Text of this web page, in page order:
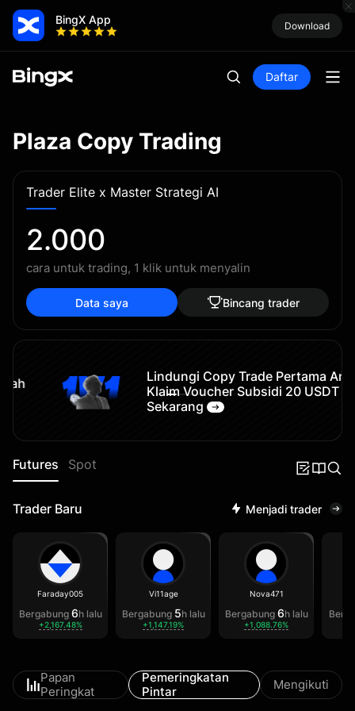
BingX App Download
Daftar
Plaza Copy Trading
Trader Elite x Master Strategi AI
2.000
cara untuk trading, 1 klik untuk menyalin
Data saya Bincang trader
Lindungi Copy Trade Pertama Anda
Klaim Voucher Subsidi 20 USDT
Sekarang
Futures Spot
Trader Baru Menjadi trader
Faraday005
Bergabung 6h lalu
+2,167.48%
Vi11age
Bergabung 5h lalu
+1,147.19%
Nova471
Bergabung 6h lalu
+1,088.76%
Papan
Peringkat
Pemeringkatan
Pintar
Mengikuti